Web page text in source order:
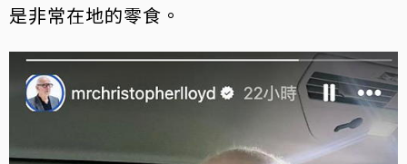
是非常在地的零食。